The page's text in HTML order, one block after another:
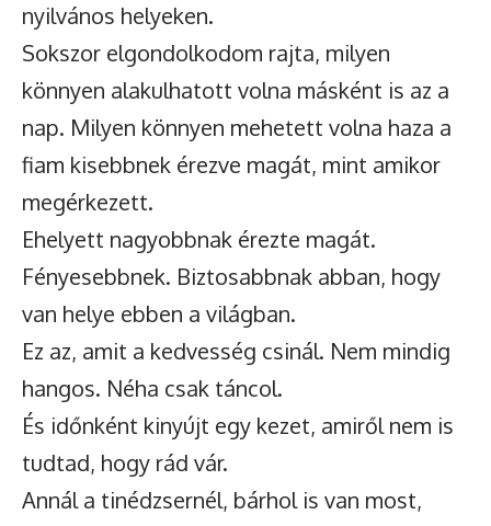
nyilvános helyeken.
Sokszor elgondolkodom rajta, milyen
könnyen alakulhatott volna másként is az a
nap. Milyen könnyen mehetett volna haza a
fiam kisebbnek érezve magát, mint amikor
megérkezett.
Ehelyett nagyobbnak érezte magát.
Fényesebbnek. Biztosabbnak abban, hogy
van helye ebben a világban.
Ez az, amit a kedvesség csinál. Nem mindig
hangos. Néha csak táncol.
És időnként kinyújt egy kezet, amiről nem is
tudtad, hogy rád vár.
Annál a tinédzsernél, bárhol is van most,